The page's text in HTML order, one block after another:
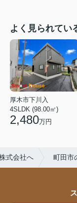
よく見られてい
厚木市下川入
4SLDK (98.00㎡)
2,480万円
式会社へ 町田市